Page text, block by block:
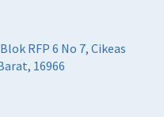
RFP 6 No 7, Cikeas
16966